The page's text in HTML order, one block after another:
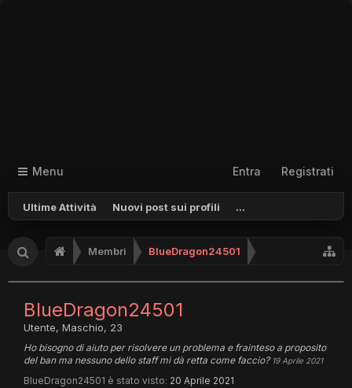
Menu
Ultime Attività Nuovi post sui profili ...
Entra Registrati
Membri BlueDragon24501
BlueDragon24501
Utente, Maschio, 23
Ho bisogno di aiuto per risolvere un problema e frainteso a proposito
del ban ma nessuno dello staff mi dà retta come faccio? 19 Aprile 2021
BlueDragon24501 è stato visto: 20 Aprile 2021